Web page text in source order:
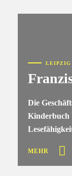
LEIPZIG
Die
Kinderbuch
MEHR